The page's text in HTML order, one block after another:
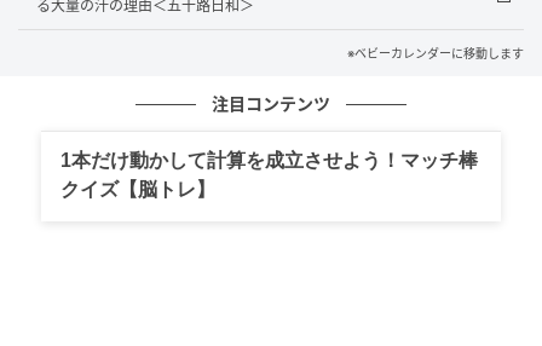
まず、声をかけてみることで状況が変わることもある
のだと感じました。モヤモヤしていた時間が長く感じ
られただけに、行動して状況が変わったことがとても
さんにも感謝した出来事でした。
る大量の汗の理由＜五十路日和＞
※ベビーカレンダーに移動します
注目コンテンツ
1本だけ動かして計算を成立させよう！マッチ棒
クイズ【脳トレ】